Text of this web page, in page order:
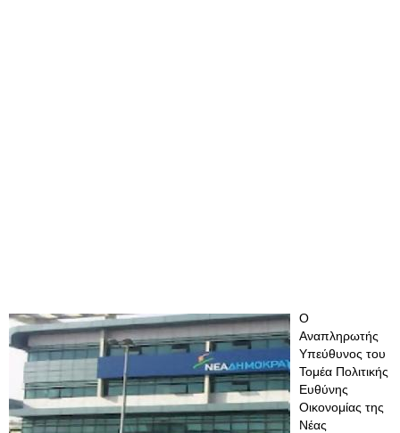
Ο
Αναπληρωτής
Υπεύθυνος του
Τομέα Πολιτικής
Ευθύνης
Οικονομίας της
Νέας